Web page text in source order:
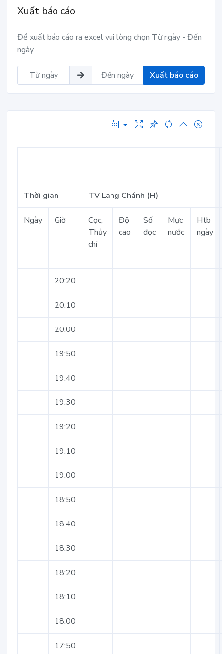
Xuất báo cáo
Để xuất báo cáo ra excel vui lòng chọn Từ ngày - Đến
ngày
Xuất báo cáo
Thời gian TV Lang Chánh (H)
Ngày Giờ
Cọc,
Thủy
chí
Độ
cao
Số
đọc
Mực
nước
Htb
ngày
20:20
20:10
20:00
19:50
19:40
19:30
19:20
19:10
19:00
18:50
18:40
18:30
18:20
18:10
18:00
17:50